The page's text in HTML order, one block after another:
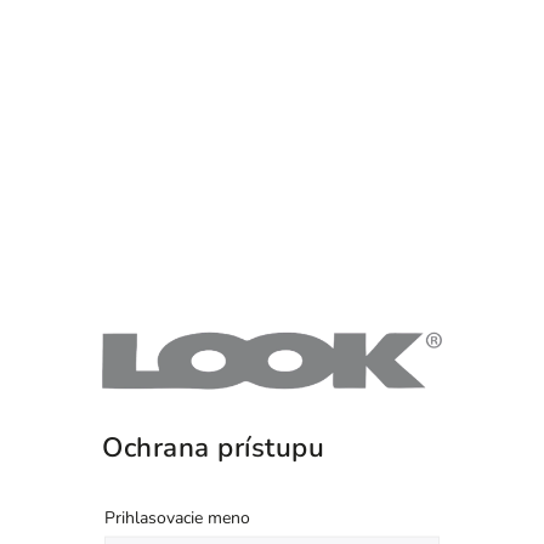
Ochrana prístupu
Prihlasovacie meno